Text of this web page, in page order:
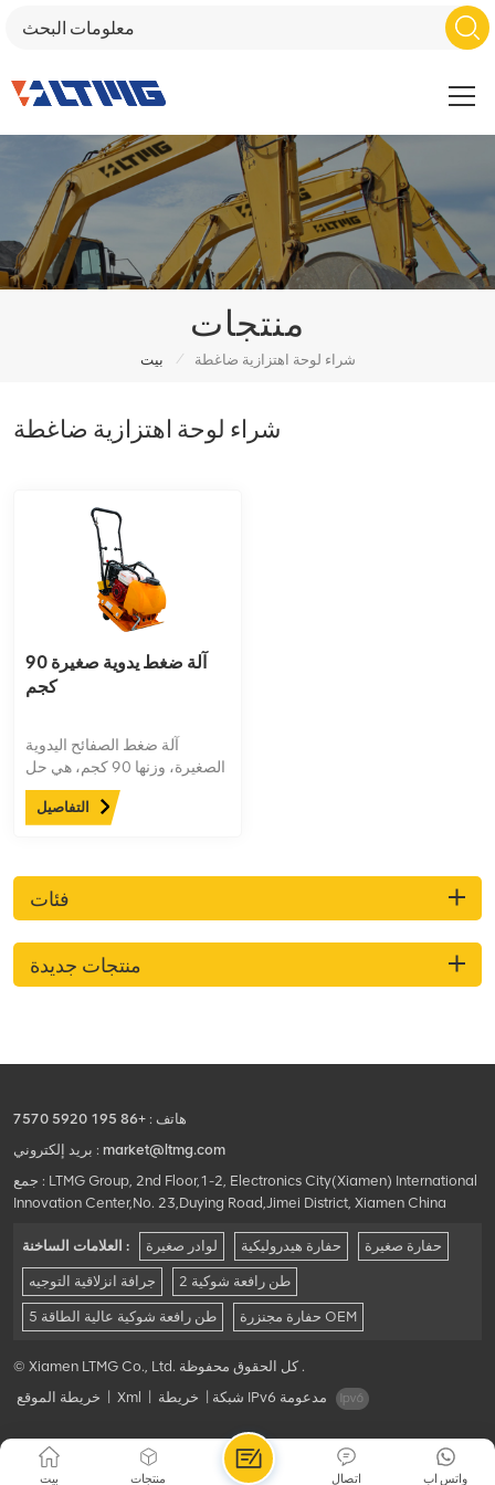
منتجات
بيت / شراء لوحة اهتزازية ضاغطة
شراء لوحة اهتزازية ضاغطة
آلة ضغط يدوية صغيرة 90
كجم
آلة ضغط الصفائح اليدوية
الصغيرة، وزنها 90 كجم، هي حل
قوي ومحمول لضغط التربة
والأسفلت. بفضل محرك هوندا
مثالية لمشاريع البناء الصغيرة
التفاصيل
فئات
منتجات جديدة
هاتف : +86 195 5920 7570
بريد إلكتروني : market@ltmg.com
جمع : LTMG Group, 2nd Floor,1-2, Electronics City(Xiamen) International
Innovation Center,No. 23,Duying Road,Jimei District, Xiamen China
العلامات الساخنة : لوادر صغيرة حفارة هيدروليكية حفارة صغيرة
جرافة انزلاقية التوجيه 2 طن رافعة شوكية
5 طن رافعة شوكية عالية الطاقة حفارة مجنزرة OEM
© Xiamen LTMG Co., Ltd. كل الحقوق محفوظة .
خريطة الموقع
Xml خريطة
بيت منتجات واتس اب اتصال